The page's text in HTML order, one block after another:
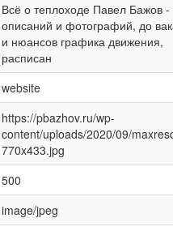
Всё о теплоходе Павел Бажов -
описаний и фотографий, до
и нюансов графика движения,
расписан
website
https://pbazhov.ru/wp-
content/uploads/2020/09/
770x433.jpg
500
image/jpeg